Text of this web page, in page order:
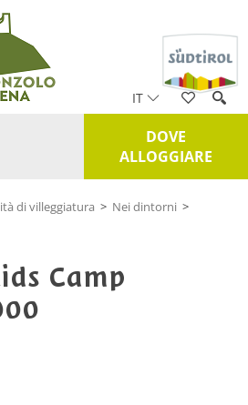
IT
DOVE
ALLOGGIARE
di villeggiatura > Nei dintorni >
Camp